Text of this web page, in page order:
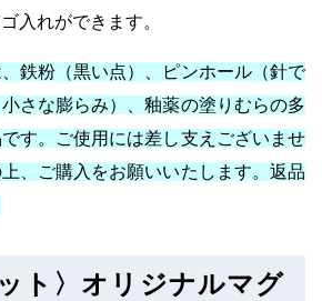
入れができます。
、鉄粉（黒い点）、ピンホール（針で
さな膨らみ）、釉薬の塗りむらの多
す。
ご使用には差し支えございませ
、ご購入をお願いいたします。返品
ト〉オリジナルマグ